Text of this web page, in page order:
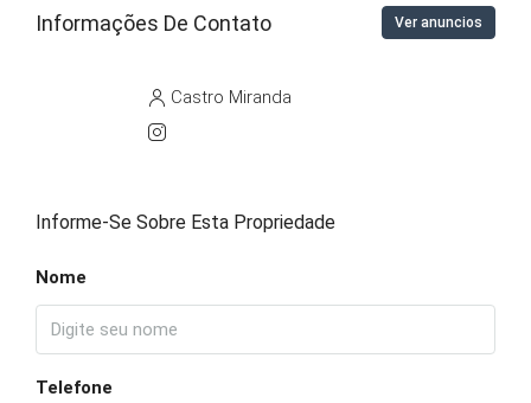
Informações De Contato Ver anuncios
Castro Miranda
Informe-Se Sobre Esta Propriedade
Nome
Telefone